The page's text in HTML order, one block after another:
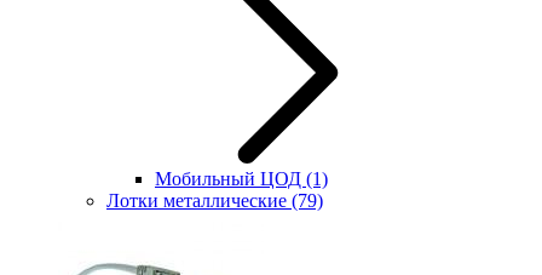
Мобильный ЦОД (1)
Лотки металлические (79)